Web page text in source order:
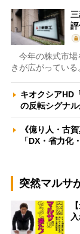
今年の株式市場
きが広がってい
キオクシアHD
の反転シグナ
《億り人・古
「DX・省力
突然マルサ